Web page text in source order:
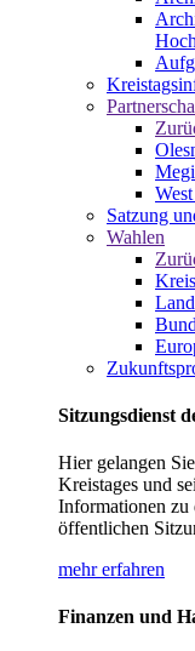
Satzung
Wahlen
Sitzungsdienst
Hier gelangen
Kreistages und
Informationen zu
öffentlichen
mehr erfahren
Finanzen und